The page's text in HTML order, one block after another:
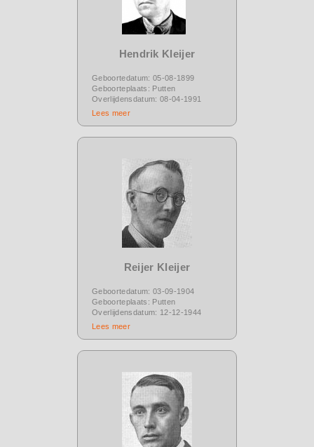
Hendrik Kleijer
Geboortedatum: 05-08-1899
Geboorteplaats: Putten
Overlijdensdatum: 08-04-1991
Lees meer
Reijer Kleijer
Geboortedatum: 03-09-1904
Geboorteplaats: Putten
Overlijdensdatum: 12-12-1944
Lees meer